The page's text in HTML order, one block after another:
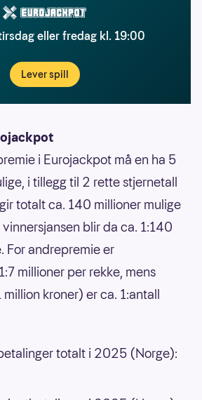
eller fredag kl. 19:00
Lever spill
i Eurojackpot må en ha 5
i tillegg til 2 rette stjernetall
totalt ca. 140 millioner mulige
blir da ca. 1:140
For andrepremie er
millioner per rekke, mens
kroner) er ca. 1:antall
totalt i 2025 (Norge):